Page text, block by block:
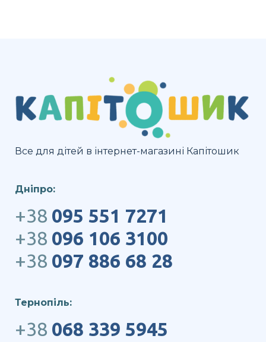
Все для дітей в інтернет-магазині Капітошик
Дніпро:
+38 095 551 7271
+38 096 106 3100
+38 097 886 68 28
Тернопіль:
+38 068 339 5945